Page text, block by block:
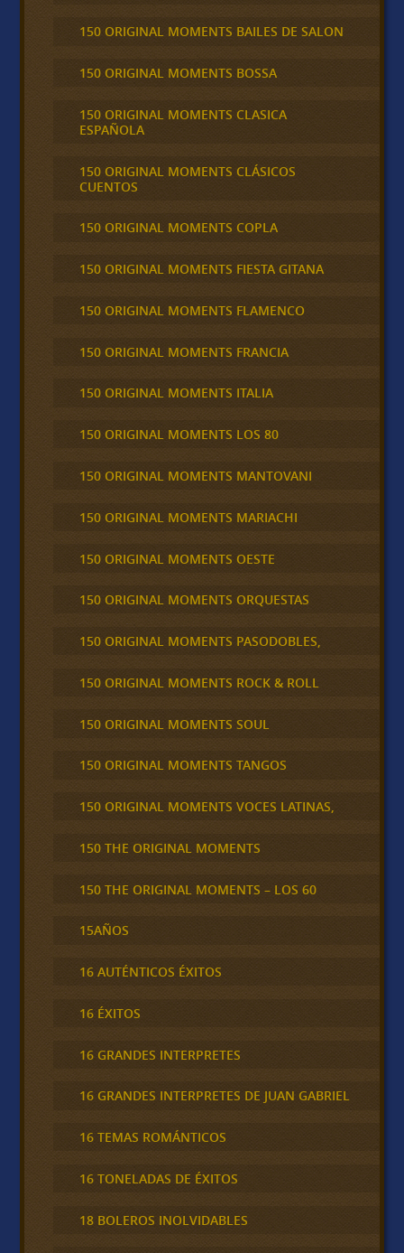
150 ORIGINAL MOMENTS BAILES DE SALON
150 ORIGINAL MOMENTS BOSSA
150 ORIGINAL MOMENTS CLASICA
ESPAÑOLA
150 ORIGINAL MOMENTS CLÁSICOS
CUENTOS
150 ORIGINAL MOMENTS COPLA
150 ORIGINAL MOMENTS FIESTA GITANA
150 ORIGINAL MOMENTS FLAMENCO
150 ORIGINAL MOMENTS FRANCIA
150 ORIGINAL MOMENTS ITALIA
150 ORIGINAL MOMENTS LOS 80
150 ORIGINAL MOMENTS MANTOVANI
150 ORIGINAL MOMENTS MARIACHI
150 ORIGINAL MOMENTS OESTE
150 ORIGINAL MOMENTS ORQUESTAS
150 ORIGINAL MOMENTS PASODOBLES,
150 ORIGINAL MOMENTS ROCK & ROLL
150 ORIGINAL MOMENTS SOUL
150 ORIGINAL MOMENTS TANGOS
150 ORIGINAL MOMENTS VOCES LATINAS,
150 THE ORIGINAL MOMENTS
150 THE ORIGINAL MOMENTS – LOS 60
15AÑOS
16 AUTÉNTICOS ÉXITOS
16 ÉXITOS
16 GRANDES INTERPRETES
16 GRANDES INTERPRETES DE JUAN GABRIEL
16 TEMAS ROMÁNTICOS
16 TONELADAS DE ÉXITOS
18 BOLEROS INOLVIDABLES